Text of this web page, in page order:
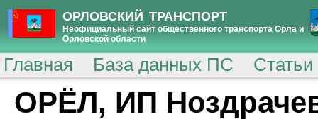
ОРЛОВСКИЙ ТРАНСПОРТ
Неофициальный сайт общественного транспорта Орла и
Орловской области
Главная База данных ПС
ОРЁЛ, ИП